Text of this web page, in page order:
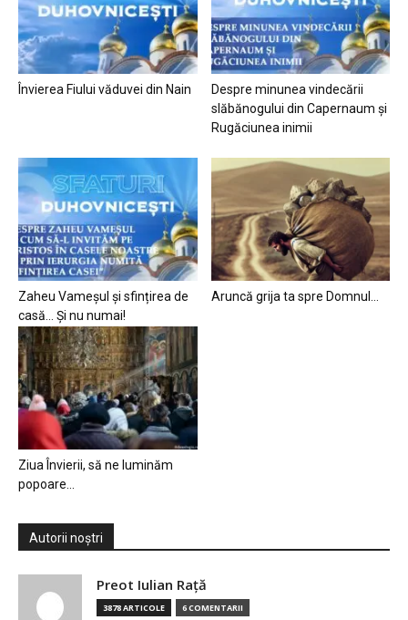
Învierea Fiului văduvei din Nain
Despre minunea vindecării
slăbănogului din Capernaum și
Rugăciunea inimii
Zaheu Vameșul și sfințirea de
casă… Și nu numai!
Aruncă grija ta spre Domnul…
Ziua Învierii, să ne luminăm
popoare…
Autorii noștri
Preot Iulian Raţă
3878 ARTICOLE 6 COMENTARII